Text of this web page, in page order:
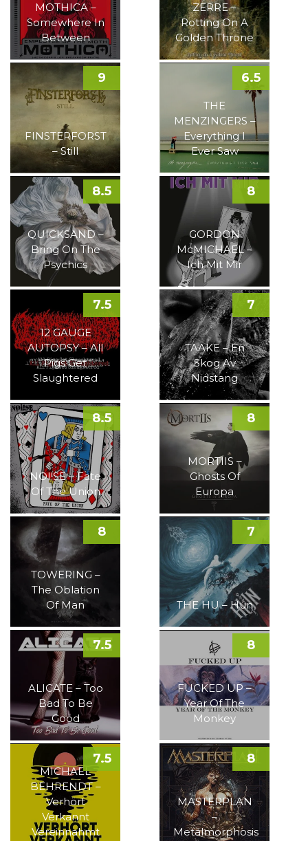
MOTHICA –
Somewhere In
Between
ZERRE –
Rotting On A
Golden Throne
FINSTERFORST
– Still
9
THE
MENZINGERS –
Everything I
Ever Saw
6.5
QUICKSAND –
Bring On The
Psychics
8.5
GORDON
McMICHAEL –
Ich Mit Mir
8
12 GAUGE
AUTOPSY – All
Pigs Get
Slaughtered
7.5
TAAKE – En
Skog Av
Nidstang
7
NOI!SE – Fate
Of The Union
8.5
MORTIIS –
Ghosts Of
Europa
8
TOWERING –
The Oblation
Of Man
8
THE HU – Hun
7
ALICATE – Too
Bad To Be
Good
7.5
FUCKED UP –
Year Of The
Monkey
8
MICHAEL
BEHRENDT –
Verhört
Verkannt
Vereinnahmt
7.5
MASTERPLAN
–
Metalmorphosis
8